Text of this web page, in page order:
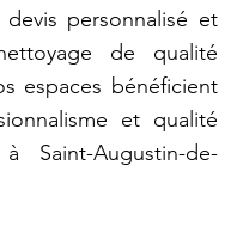
personnalisé et
de qualité
espaces bénéficient
et qualité
Saint-Augustin-de-